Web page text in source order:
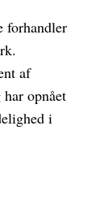
forhandler
af
opnået
i